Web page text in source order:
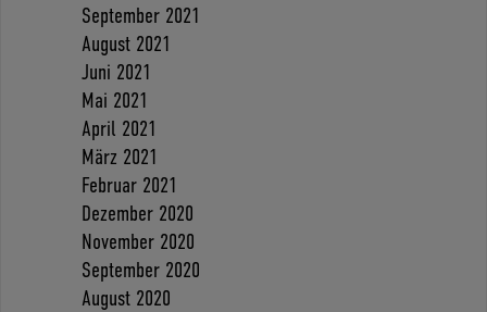
September 2021
August 2021
Juni 2021
Mai 2021
April 2021
März 2021
Februar 2021
Dezember 2020
November 2020
September 2020
August 2020